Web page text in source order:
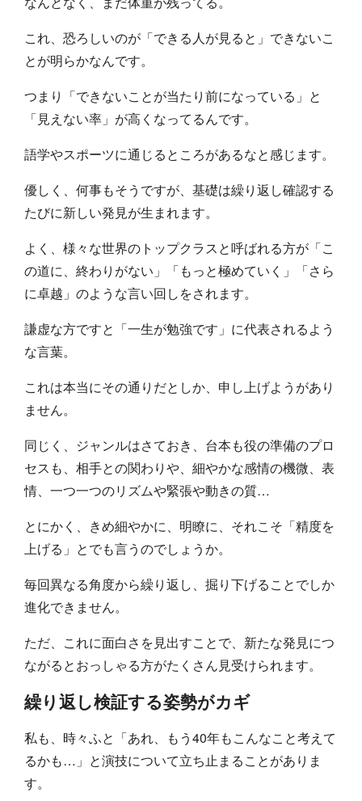
これ、恐ろしいのが「できる人が見ると」できないこ
とが明らかなんです。
つまり「できないことが当たり前になっている」と
「見えない率」が高くなってるんです。
語学やスポーツに通じるところがあるなと感じます。
優しく、何事もそうですが、基礎は繰り返し確認する
たびに新しい発見が生まれます。
よく、様々な世界のトップクラスと呼ばれる方が「こ
の道に、終わりがない」「もっと極めていく」「さら
に卓越」のような言い回しをされます。
謙虚な方ですと「一生が勉強です」に代表されるよう
な言葉。
これは本当にその通りだとしか、申し上げようがあり
ません。
同じく、ジャンルはさておき、台本も役の準備のプロ
セスも、相手との関わりや、細やかな感情の機微、表
情、一つ一つのリズムや緊張や動きの質…
とにかく、きめ細やかに、明瞭に、それこそ「精度を
上げる」とでも言うのでしょうか。
毎回異なる角度から繰り返し、掘り下げることでしか
進化できません。
ただ、これに面白さを見出すことで、新たな発見につ
ながるとおっしゃる方がたくさん見受けられます。
繰り返し検証する姿勢がカギ
私も、時々ふと「あれ、もう40年もこんなこと考えて
るかも…」と演技について立ち止まることがありま
す。